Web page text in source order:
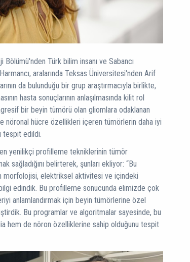
Türk bilim insanı ve Sabancı
aralarında Teksas Üniversitesi'nden Arif
da bulunduğu bir grup araştırmacıyla birlikte,
hasta sonuçlarının anlaşılmasında kilit rol
bir beyin tümörü olan gliomlara odaklanan
nöronal hücre özellikleri içeren tümörlerin daha iyi
tespit edildi.
yenilikçi profilleme tekniklerinin tümör
sağladığını belirterek, şunları ekliyor: “Bu
morfolojisi, elektriksel aktivitesi ve içindeki
edindik. Bu profilleme sonucunda elimizde çok
anlamlandırmak için beyin tümörlerine özel
Bu programlar ve algoritmalar sayesinde, bu
hem de nöron özelliklerine sahip olduğunu tespit